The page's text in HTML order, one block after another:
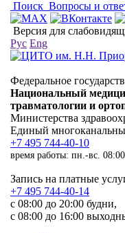
Поиск Вопросы и
Версия для
Рус Eng
Федеральное
Национальный
травматологии и
Министерства
Единый
+7 495 744-40-10
время работы: пн.-вс.
Запись на платные
+7 495 744-40-14
с 08:00 до 20:00 будни,
с 08:00 до 16:00